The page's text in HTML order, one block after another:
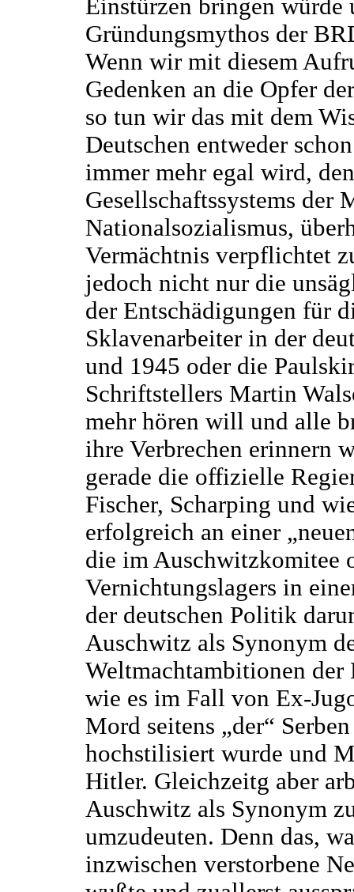
Einstürzen bringen würde
Gründungsmythos der
Wenn wir mit diesem
Gedenken an die Opfer
so tun wir das mit dem
Deutschen entweder
immer mehr egal wird,
Gesellschaftssystems der
Nationalsozialismus,
Vermächtnis verpflichtet
jedoch nicht nur die
der Entschädigungen für
Sklavenarbeiter in der
und 1945 oder die
Schriftstellers Martin
mehr hören will und alle
ihre Verbrechen erinnern
gerade die offizielle
Fischer, Scharping und
erfolgreich an einer
die im Auschwitzkomitee
Vernichtungslagers in
der deutschen Politik
Auschwitz als Synonym
Weltmachtambitionen der
wie es im Fall von Ex-
Mord seitens „der“
hochstilisiert wurde und
Hitler. Gleichzeitg aber
Auschwitz als Synonym
umzudeuten. Denn das,
inzwischen verstorbene